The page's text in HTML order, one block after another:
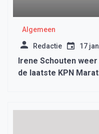
Algemeen
Redactie 17
Irene Schouten
de laatste KPN